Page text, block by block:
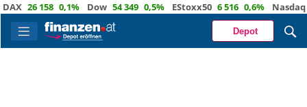
26 158 0,1% Dow 54 349 0,5% EStoxx50 6 516 0,6% Nasdaq 29
Depot